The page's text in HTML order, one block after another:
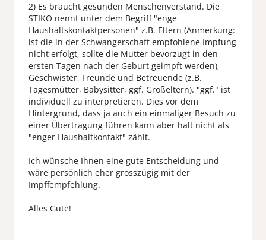
2) Es braucht gesunden Menschenverstand. Die
STIKO nennt unter dem Begriff "enge
Haushaltskontaktpersonen" z.B. Eltern (Anmerkung:
ist die in der Schwangerschaft empfohlene Impfung
nicht erfolgt, sollte die Mutter bevorzugt in den
ersten Tagen nach der Geburt geimpft werden),
Geschwister, Freunde und Betreuende (z.B.
Tagesmütter, Babysitter, ggf. Großeltern). "ggf." ist
individuell zu interpretieren. Dies vor dem
Hintergrund, dass ja auch ein einmaliger Besuch zu
einer Übertragung führen kann aber halt nicht als
"enger Haushaltkontakt" zählt.
Ich wünsche Ihnen eine gute Entscheidung und
wäre persönlich eher grosszügig mit der
Impffempfehlung.